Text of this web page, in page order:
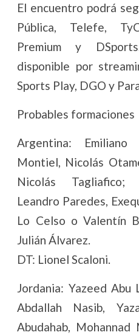
El encuentro podrá
Pública, Telefe,
Premium y
disponible por
Sports Play, DGO y
Probables formaciones
Argentina: Emiliano
Montiel, Nicolás
Nicolás Tagliafico;
Leandro Paredes,
Lo Celso o Valentín
Julián Álvarez.
DT: Lionel Scaloni.
Jordania: Yazeed Abu
Abdallah Nasib,
Abudahab, Mohannad